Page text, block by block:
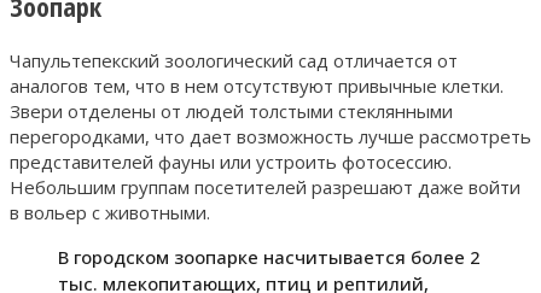
Чапультепекский зоологический сад отличается от
аналогов тем, что в нем отсутствуют привычные клетки.
Звери отделены от людей толстыми стеклянными
перегородками, что дает возможность лучше рассмотреть
представителей фауны или устроить фотосессию.
Небольшим группам посетителей разрешают даже войти
в вольер с животными.
В городском зоопарке насчитывается более 2
тыс. млекопитающих, птиц и рептилий,